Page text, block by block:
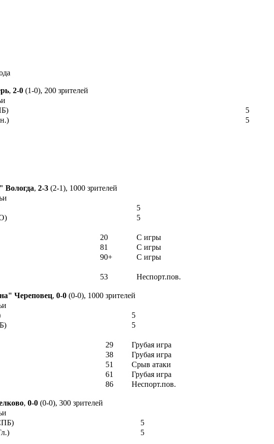
, 2-0 (1-0), 200 зрителей
5
5
Вологда, 2-3 (2-1), 1000 зрителей
5
5
20
С игры
81
С игры
90+
С игры
53 Неспорт.пов.
Череповец, 0-0(0-0), 1000 зрителей
5
5
29
Грубая игра
38
Грубая игра
51
Срыв атаки
61
Грубая игра
86 Неспорт.пов.
, 0-0 (0-0), 300 зрителей
5
5